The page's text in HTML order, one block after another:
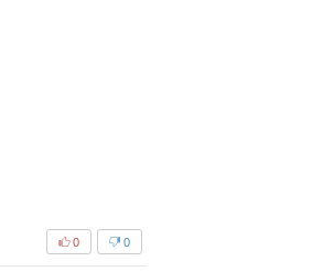
0
0